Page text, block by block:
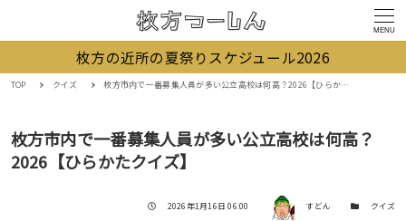
MENU
枚方の近所の夏祭りスケジュール2026
TOP クイズ 枚方市内で一番募集人員が多い公立高校は何高？2026【ひらかたクイズ】
枚方市内で一番募集人員が多い公立高校は何高？
2026【ひらかたクイズ】
投稿日
2026年1月16日 06:00 著者 すどん カテゴリー
クイズ